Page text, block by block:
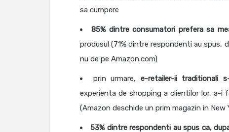
sa cumpere
85% dintre consumatori prefera sa
produsul (71% dintre respondenti au spus,
nu de pe Amazon.com)
prin urmare, e-retailer-ii traditionali
experienta de shopping a clientilor lor, a-
(Amazon deschide un prim magazin in New
53% dintre respondenti au spus ca,